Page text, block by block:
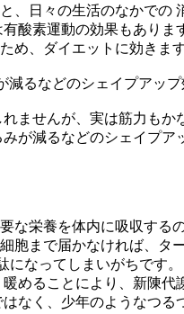
日々の生活のなかでの
酸素運動の効果もあり
め、ダイエットに効きます
るなどのシェイプアッ
ませんが、実は筋力も
が減るなどのシェイプ
な栄養を体内に吸収す
胞まで届かなければ、
なってしまいがちです
めることにより、新陳
なく、少年のようなつる